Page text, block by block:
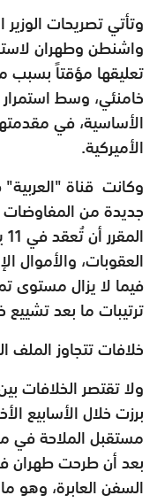
وتأتي تصريحات
واشنطن وطهران
تعليقها مؤقتاً بسبب
خامنئي، وسط
الأساسية، في
الأميركية.
وكانت قناة
جديدة من المفاوضات
العقوبات، والأموال
فيما لا يزال مستوى
ترتيبات ما بعد تشييع
خلافات تتجاوز الملف
ولا تقتصر الخلافات
برزت خلال الأسابيع
مستقبل الملاحة في
بعد أن طرحت
السفن العابرة، وهو